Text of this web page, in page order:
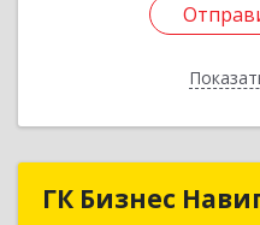
ГК Бизнес ГК